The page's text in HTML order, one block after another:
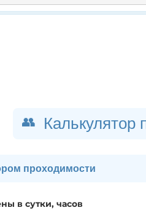
Калькулятор
проходимости
которых ваш
в сутки, часов